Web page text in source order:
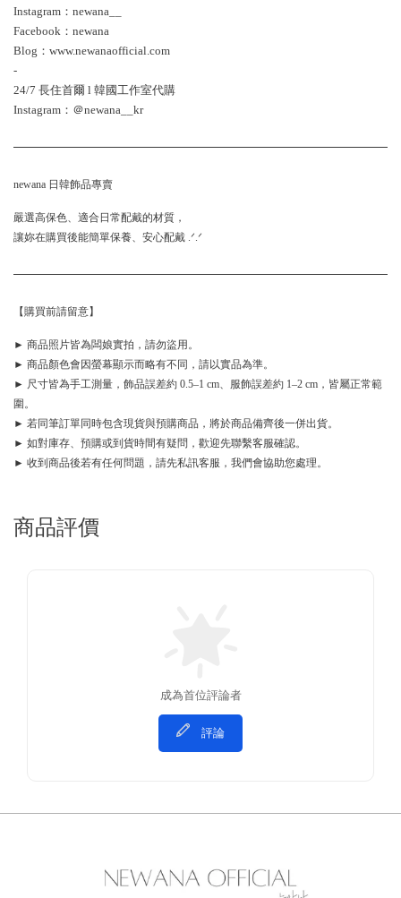
Instagram：newana__
Facebook：newana
Blog：www.newanaofficial.com
-
24/7 長住首爾 l 韓國工作室代購
Instagram：＠newana__kr
newana 日韓飾品專賣
嚴選高保色、適合日常配戴的材質，
讓妳在購買後能簡單保養、安心配戴 .ᐟ.ᐟ
【購買前請留意】
► 商品照片皆為闆娘實拍，請勿盜用。
► 商品顏色會因螢幕顯示而略有不同，請以實品為準。
► 尺寸皆為手工測量，飾品誤差約 0.5–1 cm、服飾誤差約 1–2 cm，皆屬正常範
圍。
► 若同筆訂單同時包含現貨與預購商品，將於商品備齊後一併出貨。
► 如對庫存、預購或到貨時間有疑問，歡迎先聯繫客服確認。
► 收到商品後若有任何問題，請先私訊客服，我們會協助您處理。
商品評價
成為首位評論者
評論